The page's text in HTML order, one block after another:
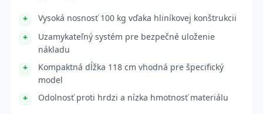
Vysoká nosnosť 100 kg vďaka hliníkovej konštrukcii
Uzamykateľný systém pre bezpečné uloženie
nákladu
Kompaktná dĺžka 118 cm vhodná pre špecifický
model
Odolnosť proti hrdzi a nízka hmotnosť materiálu